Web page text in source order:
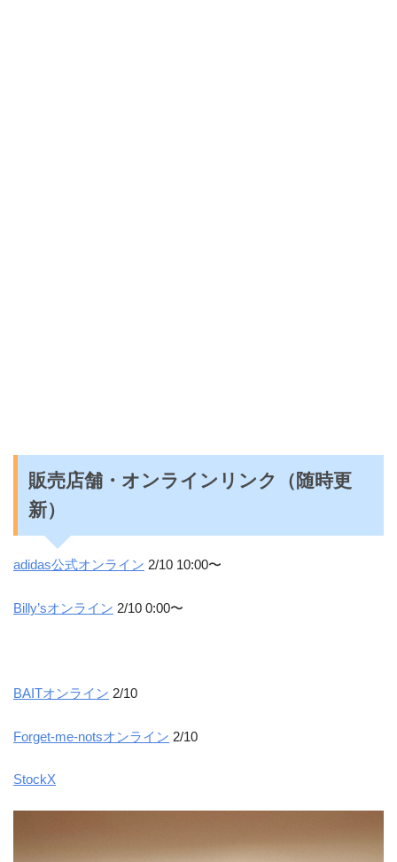
販売店舗・オンラインリンク（随時更
新）
adidas公式オンライン 2/10 10:00〜
Billy’sオンライン 2/10 0:00〜
BAITオンライン 2/10
Forget-me-notsオンライン 2/10
StockX